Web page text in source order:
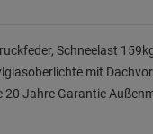
Schneelast
mit
Jahre Garantie